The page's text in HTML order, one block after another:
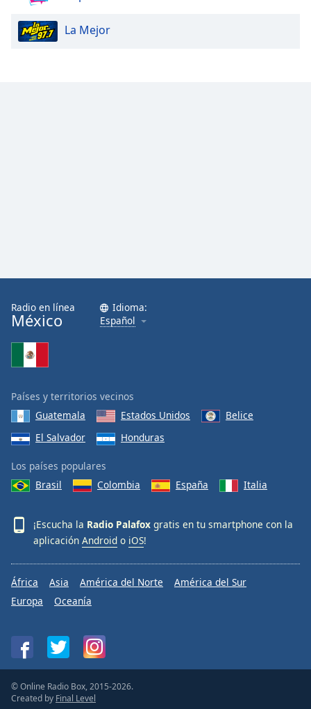
La Mejor
Radio en línea
México
Idioma:
Español
Países y territorios vecinos
Guatemala
Estados Unidos
Belice
El Salvador
Honduras
Los países populares
Brasil
Colombia España Italia
¡Escucha la Radio Palafox gratis en tu smartphone con la
aplicación Android o iOS!
África Asia América del Norte
América del Sur
Europa
Oceanía
© Online Radio Box, 2015-2026.
Created by Final Level